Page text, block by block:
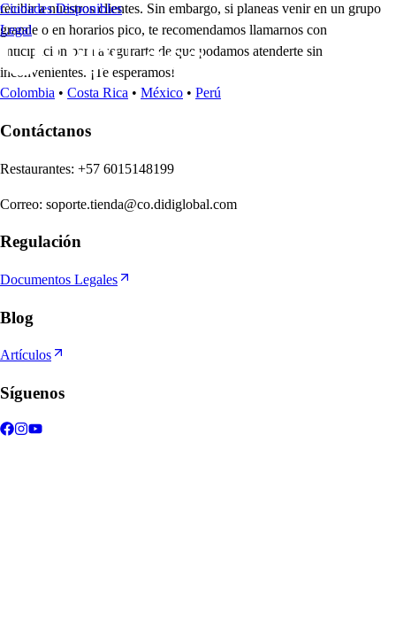
recibir a nuestros clientes. Sin embargo, si planeas venir en un grupo
grande o en horarios pico, te recomendamos llamarnos con
anticipación para asegurarte de que podamos atenderte sin
inconvenientes. ¡Te esperamos!
Ciudades Disponibles
Legal
Colombia • Costa Rica • México • Perú
Contáctanos
Restaurantes: +57 6015148199
Correo: soporte.tienda@co.didiglobal.com
Regulación
Documentos Legales
Blog
Artículos
Síguenos